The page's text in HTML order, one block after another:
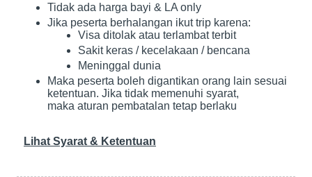
Tidak ada harga bayi & LA only
Jika peserta berhalangan ikut trip karena:
Visa ditolak atau terlambat terbit
Sakit keras / kecelakaan / bencana
Meninggal dunia
Maka peserta boleh digantikan orang lain sesuai
ketentuan. Jika tidak memenuhi syarat,
maka aturan pembatalan tetap berlaku
Lihat Syarat & Ketentuan